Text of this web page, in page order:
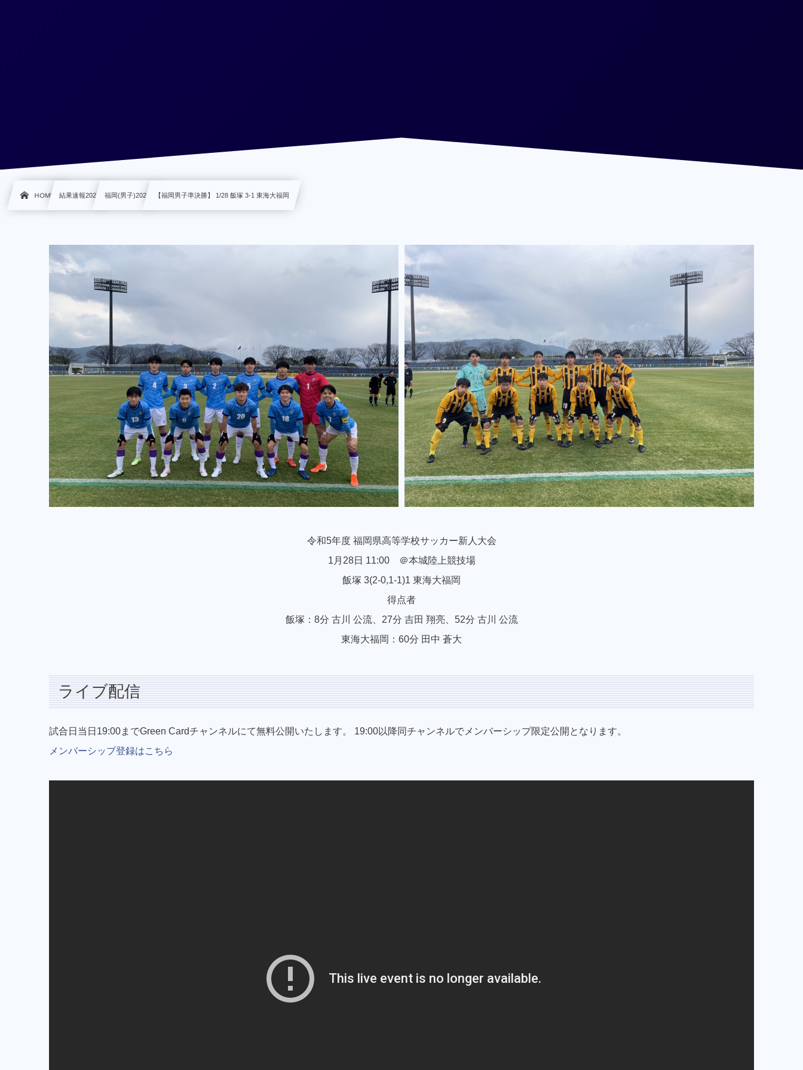
HOME 結果速報2023 福岡(男子)2023 【福岡男子準決勝】 1/28 飯塚 3-1 東海大福岡
令和5年度 福岡県高等学校サッカー新人大会
1月28日 11:00 ＠本城陸上競技場
飯塚 3(2-0,1-1)1 東海大福岡
得点者
飯塚：8分 古川 公流、27分 吉田 翔亮、52分 古川 公流
東海大福岡：60分 田中 蒼大
ライブ配信
試合日当日19:00までGreen Cardチャンネルにて無料公開いたします。 19:00以降同チャンネルでメンバーシップ限定公開となります。
メンバーシップ登録はこちら